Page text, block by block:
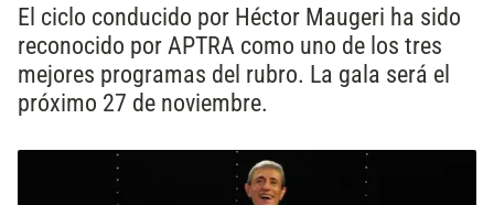
El ciclo conducido por Héctor Maugeri ha sido
reconocido por APTRA como uno de los tres
mejores programas del rubro. La gala será el
próximo 27 de noviembre.